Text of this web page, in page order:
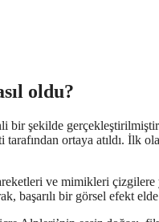
oldu?
şekilde
ortaya atıldı. İlk
ve mimikleri
başarılı bir görsel efekt